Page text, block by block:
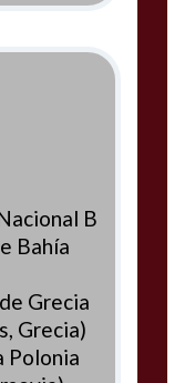
B
Bahía
Grecia
Grecia)
Polonia